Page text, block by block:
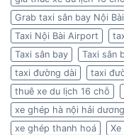
Grab taxi sân bay Nội Bài
Taxi Nội Bài Airport
Taxi sân bay
Taxi sân
taxi đường dài
taxi
thuê xe du lịch 16 chỗ
xe ghép hà nội hải dương
xe ghép thanh hoá
Xe